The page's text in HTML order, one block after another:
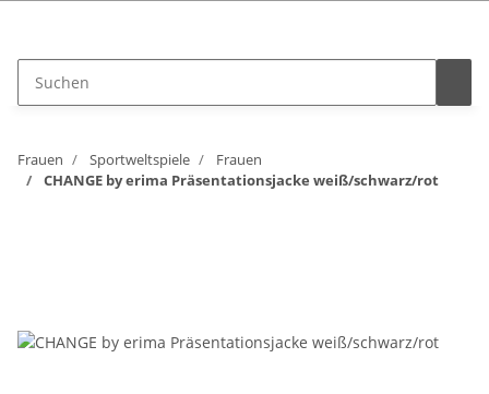
Frauen Sportweltspiele
Frauen
CHANGE by erima Präsentationsjacke weiß/schwarz/rot